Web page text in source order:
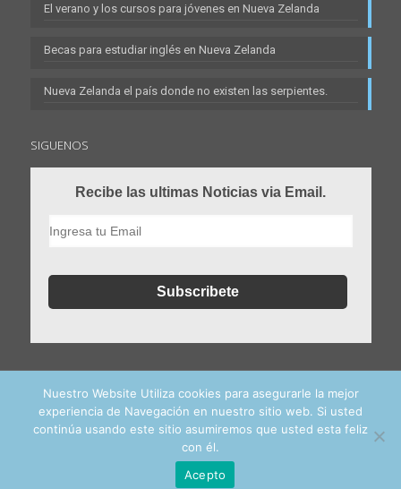
El verano y los cursos para jóvenes en Nueva Zelanda
Becas para estudiar inglés en Nueva Zelanda
Nueva Zelanda el país donde no existen las serpientes.
SIGUENOS
Recibe las ultimas Noticias via Email.
© 2016 - 2024 estudiaenelextranjero.es. All Rights Reserved
Nuestro Website Utiliza cookies para asegurarle la mejor
experiencia de Navegación en nuestro sitio web. Si usted
continúa usando este sitio asumiremos que usted esta feliz
con él.
Acepto